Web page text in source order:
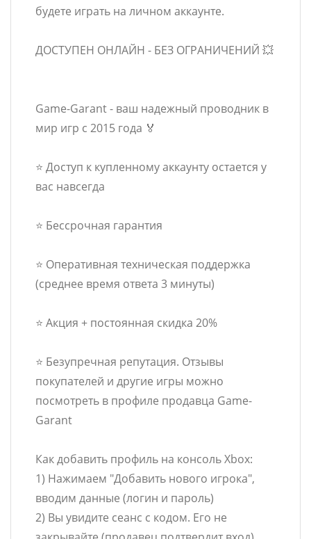
будете играть на личном аккаунте.
ДОСТУПЕН ОНЛАЙН - БЕЗ ОГРАНИЧЕНИЙ 💥
Game-Garant - ваш надежный проводник в
мир игр с 2015 года 🏅
⭐ Доступ к купленному аккаунту остается у
вас навсегда
⭐ Бессрочная гарантия
⭐ Оперативная техническая поддержка
(среднее время ответа 3 минуты)
⭐ Акция + постоянная скидка 20%
⭐ Безупречная репутация. Отзывы
покупателей и другие игры можно
посмотреть в профиле продавца Game-
Garant
Как добавить профиль на консоль Xbox:
1) Нажимаем "Добавить нового игрока",
вводим данные (логин и пароль)
2) Вы увидите сеанс с кодом. Его не